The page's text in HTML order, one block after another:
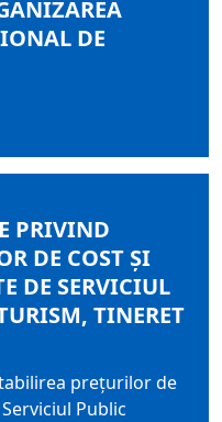
DE
PRIVIND
DE COST ŞI
DE SERVICIUL
TINERET
preţurilor de
Public